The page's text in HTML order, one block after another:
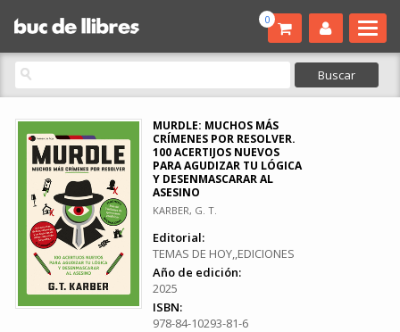
0
MURDLE: MUCHOS MÁS
CRÍMENES POR RESOLVER.
100 ACERTIJOS NUEVOS
PARA AGUDIZAR TU LÓGICA
Y DESENMASCARAR AL
ASESINO
KARBER, G. T.
Editorial:
TEMAS DE HOY,,EDICIONES
Año de edición:
2025
ISBN:
978-84-10293-81-6